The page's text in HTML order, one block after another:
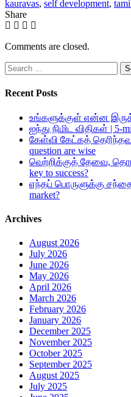
kauravas, self development,
Share
Comments are closed.
Search
for:
Recent Posts
உங்களுக்குள் என்ன
ஐந்து நிமிட விதிகள் | 5-
கேள்வி கேட்கத்
question are wise
வெற்றிக்குத் தேவை, தொடர்
key to success?
எந்தப் பொருளுக்கு சந்தை
market?
Archives
August 2026
July 2026
June 2026
May 2026
April 2026
March 2026
February 2026
January 2026
December 2025
November 2025
October 2025
September 2025
August 2025
July 2025